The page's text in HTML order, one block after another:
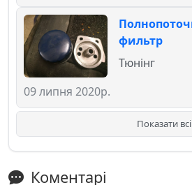
фильтр
09 липня 2020р.
Тюнінг
Показати всі
Коментарі